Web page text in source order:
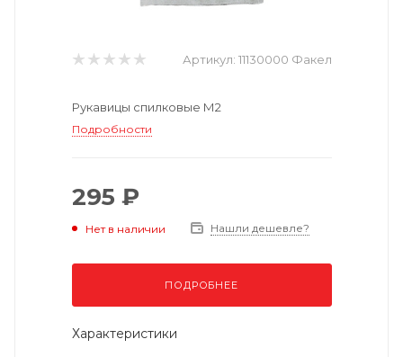
Артикул: 11130000 Факел
Рукавицы спилковые М2
Подробности
295 ₽
Нет в наличии Нашли дешевле?
ПОДРОБНЕЕ
Характеристики